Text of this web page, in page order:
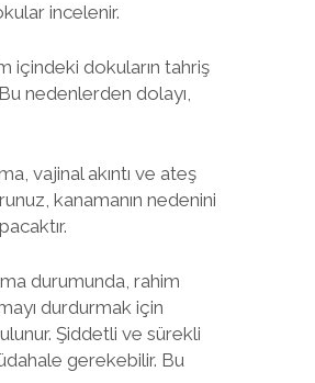
incelenir.
içindeki dokuların tahriş
nedenlerden dolayı,
vajinal akıntı ve ateş
kanamanın nedenini
durumunda, rahim
durdurmak için
Şiddetli ve sürekli
gerekebilir. Bu